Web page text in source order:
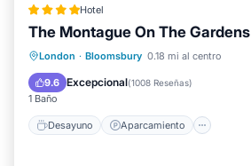
Hotel
The Montague On The Gardens
London · Bloomsbury 0.18 mi al centro
9.6 Excepcional(1008 Reseñas)
1 Baño
Desayuno Aparcamiento
Desayuno
Aparcamiento
Balcón/Terraza